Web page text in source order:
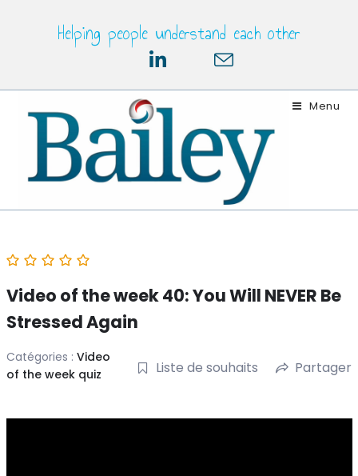
Helping people understand each other
Menu
Video of the week 40: You Will NEVER Be
Stressed Again
Catégories : Video
of the week quiz
Liste de souhaits Partager